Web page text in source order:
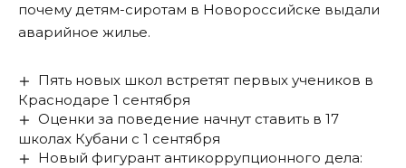
почему детям-сиротам в Новороссийске выдали
аварийное жилье.
Пять новых школ встретят первых учеников в
Краснодаре 1 сентября
Оценки за поведение начнут ставить в 17
школах Кубани с 1 сентября
Новый фигурант антикоррупционного дела: